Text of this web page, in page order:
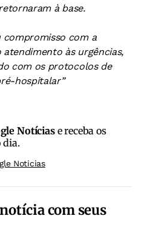
à base.
compromisso com a
atendimento às urgências,
com os protocolos de
hospitalar”
Notíciase receba os
dia.
Noticias
com seus